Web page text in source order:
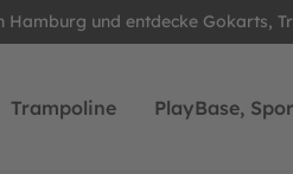
Hamburg und entdecke Gokarts,
Trampoline PlayBase,